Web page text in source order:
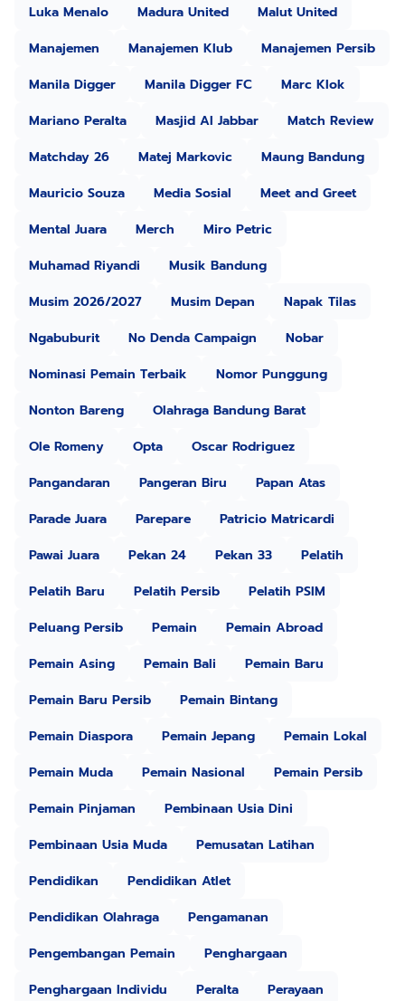
Luka Menalo
Madura United
Malut United
Manajemen
Manajemen Klub
Manajemen Persib
Manila Digger
Manila Digger FC
Marc Klok
Mariano Peralta
Masjid Al Jabbar
Match Review
Matchday 26
Matej Markovic
Maung Bandung
Mauricio Souza
Media Sosial
Meet and Greet
Mental Juara
Merch
Miro Petric
Muhamad Riyandi
Musik Bandung
Musim 2026/2027
Musim Depan
Napak Tilas
Ngabuburit
No Denda Campaign
Nobar
Nominasi Pemain Terbaik
Nomor Punggung
Nonton Bareng
Olahraga Bandung Barat
Ole Romeny
Opta
Oscar Rodriguez
Pangandaran
Pangeran Biru
Papan Atas
Parade Juara
Parepare
Patricio Matricardi
Pawai Juara
Pekan 24 Pekan 33
Pelatih
Pelatih Baru
Pelatih Persib
Pelatih PSIM
Peluang Persib
Pemain
Pemain Abroad
Pemain Asing
Pemain Bali
Pemain Baru
Pemain Baru Persib
Pemain Bintang
Pemain Diaspora
Pemain Jepang
Pemain Lokal
Pemain Muda
Pemain Nasional
Pemain Persib
Pemain Pinjaman
Pembinaan Usia Dini
Pembinaan Usia Muda
Pemusatan Latihan
Pendidikan
Pendidikan Atlet
Pendidikan Olahraga
Pengamanan
Pengembangan Pemain
Penghargaan
Penghargaan Individu
Peralta Perayaan